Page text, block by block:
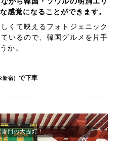
感覚になることができます。
くて映えるフォトジェニック
いるので、韓国グルメを片手
か。
新宿） で下車
門の大提灯！